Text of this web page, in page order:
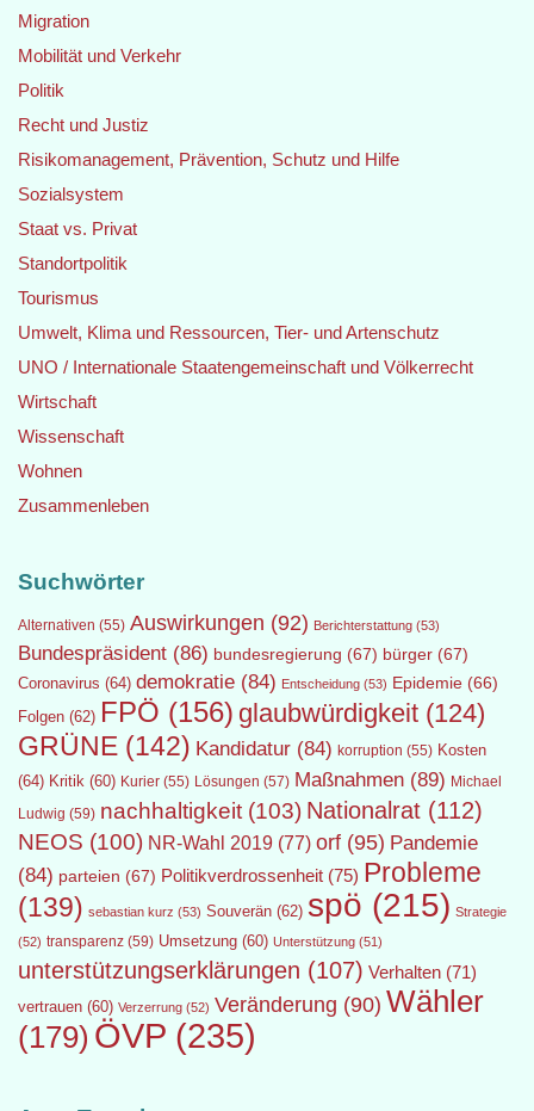
Migration
Mobilität und Verkehr
Politik
Recht und Justiz
Risikomanagement, Prävention, Schutz und Hilfe
Sozialsystem
Staat vs. Privat
Standortpolitik
Tourismus
Umwelt, Klima und Ressourcen, Tier- und Artenschutz
UNO / Internationale Staatengemeinschaft und Völkerrecht
Wirtschaft
Wissenschaft
Wohnen
Zusammenleben
Suchwörter
Alternativen (55) Auswirkungen (92) Berichterstattung (53)
Bundespräsident (86) bundesregierung (67) bürger (67)
Coronavirus (64) demokratie (84) Entscheidung (53) Epidemie (66)
Folgen (62) FPÖ (156) glaubwürdigkeit (124)
GRÜNE (142) Kandidatur (84) korruption (55) Kosten
(64) Kritik (60) Kurier (55) Lösungen (57) Maßnahmen (89) Michael
Ludwig (59) nachhaltigkeit (103) Nationalrat (112)
NEOS (100) NR-Wahl 2019 (77) orf (95) Pandemie
(84) parteien (67) Politikverdrossenheit (75) Probleme
(139) sebastian kurz (53) Souverän (62) spö (215) Strategie
(52) transparenz (59) Umsetzung (60) Unterstützung (51)
unterstützungserklärungen (107) Verhalten (71)
vertrauen (60) Verzerrung (52) Veränderung (90) Wähler
(179) ÖVP (235)